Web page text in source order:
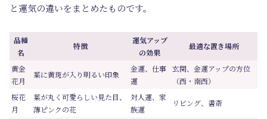
と運気の違いをまとめたものです。
品種
名
特徴
運気アップ
の効果
最適な置き場所
黄金
花月
葉に黄斑が入り明るい印象
金運、仕事
運
玄関、金運アップの方位
（西・南西）
桜花
月
葉が丸く可愛らしい見た目、
薄ピンクの花
対人運、家
族運
リビング、書斎